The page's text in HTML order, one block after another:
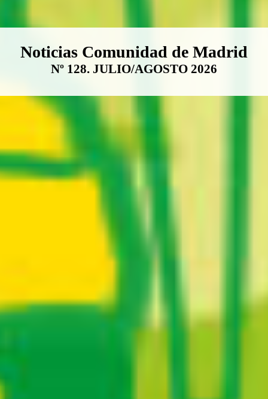
Boletín Noticias Comunidad de
Noticias Comunidad de Madrid
Nº 128. JULIO/AGOSTO 2026